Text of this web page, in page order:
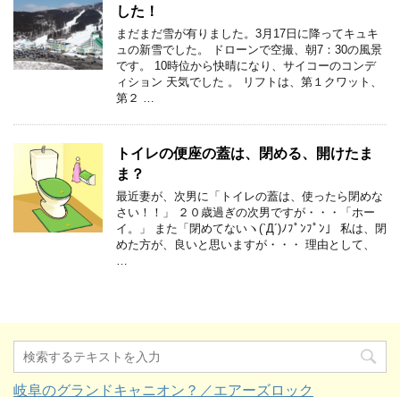
した！
まだまだ雪が有りました。3月17日に降ってキュキ
ュの新雪でした。 ドローンで空撮、朝7：30の風景
です。 10時位から快晴になり、サイコーのコンデ
ィション 天気でした 。 リフトは、第１クワット、
第２ …
トイレの便座の蓋は、閉める、開けたま
ま？
最近妻が、次男に「トイレの蓋は、使ったら閉めな
さい！！」 ２０歳過ぎの次男ですが・・・「ホー
イ。」 また「閉めてないヽ(`Д´)ﾉﾌﾟﾝﾌﾟﾝ」 私は、閉
めた方が、良いと思いますが・・・ 理由として、
…
岐阜のグランドキャニオン？／エアーズロック